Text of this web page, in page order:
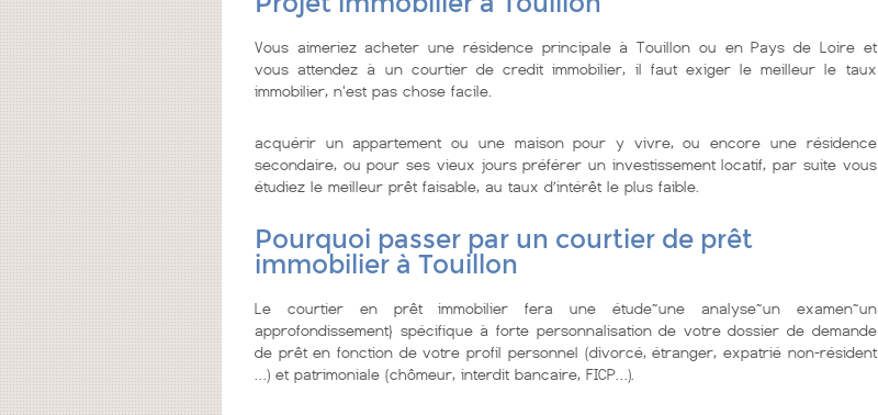
Vous aimeriez acheter une résidence principale à Touillon ou en Pays de Loire et
vous attendez à un courtier de credit immobilier, il faut exiger le meilleur le taux
immobilier, n'est pas chose facile.
acquérir un appartement ou une maison pour y vivre, ou encore une résidence
secondaire, ou pour ses vieux jours préférer un investissement locatif, par suite vous
étudiez le meilleur prêt faisable, au taux d’intérêt le plus faible.
Pourquoi passer par un courtier de prêt
immobilier à Touillon
Le courtier en prêt immobilier fera une étude~une analyse~un examen~un
approfondissement} spécifique à forte personnalisation de votre dossier de demande
de prêt en fonction de votre profil personnel (divorcé, étranger, expatrié non-résident
…) et patrimoniale (chômeur, interdit bancaire, FICP…).